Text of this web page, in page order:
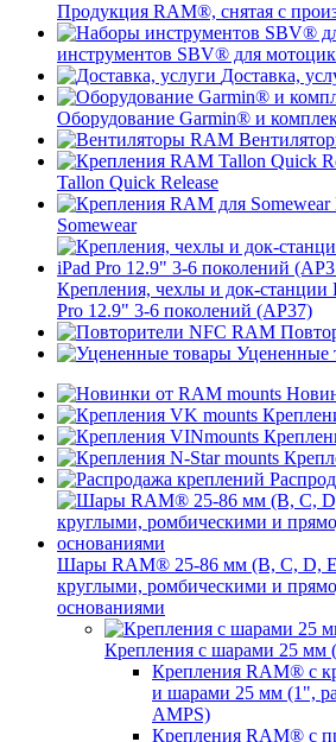
Продукция RAM®, снятая с
инструментов SBV® для
Доставка,
Оборудование Garmin® и
Tallon Quick Release
Somewear
Крепления, чехлы и док-
Pro 12.9" 3-6 поколений (AP37)
Уцененные
Шары RAM® 25-86 мм (B, C, D,
круглыми, ромбическими и
основаниями
Крепления с шарами 25 мм
Крепления RAM® с
и шарами 25 мм (1",
AMPS)
Крепления RAM® с